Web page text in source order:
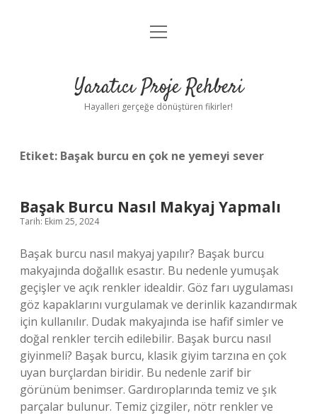
Anasayfa
Yasal Uyarı
menüyü
Yaratıcı Proje Rehberi
Hayalleri gerçeğe dönüştüren fikirler!
Etiket: Başak burcu en çok ne yemeyi sever
Başak Burcu Nasıl Makyaj Yapmalı
Tarih: Ekim 25, 2024
Başak burcu nasıl makyaj yapılır? Başak burcu
makyajında ​​doğallık esastır. Bu nedenle yumuşak
geçişler ve açık renkler idealdir. Göz farı uygulaması
göz kapaklarını vurgulamak ve derinlik kazandırmak
için kullanılır. Dudak makyajında ​​ise hafif simler ve
doğal renkler tercih edilebilir. Başak burcu nasıl
giyinmeli? Başak burcu, klasik giyim tarzına en çok
uyan burçlardan biridir. Bu nedenle zarif bir
görünüm benimser. Gardıroplarında temiz ve şık
parçalar bulunur. Temiz çizgiler, nötr renkler ve